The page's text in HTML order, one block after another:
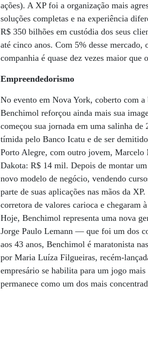
ações). A XP foi a organização mais
soluções completas e na experiência
R$ 350 bilhões em custódia dos seus
até cinco anos. Com 5% desse
companhia é quase dez vezes maior
Empreendedorismo
No evento em Nova York, coberto com
Benchimol reforçou ainda mais sua
começou sua jornada em uma salinha
tímida pelo Banco Icatu e de ser
Porto Alegre, com outro jovem, Marcelo
Dakota: R$ 14 mil. Depois de montar
novo modelo de negócio, vendendo
parte de suas aplicações nas mãos da
corretora de valores carioca e chegaram
Hoje, Benchimol representa uma nova
Jorge Paulo Lemann — que foi um dos
aos 43 anos, Benchimol é maratonista
por Maria Luíza Filgueiras, recém-
empresário se habilita para um jogo
permanece como um dos mais